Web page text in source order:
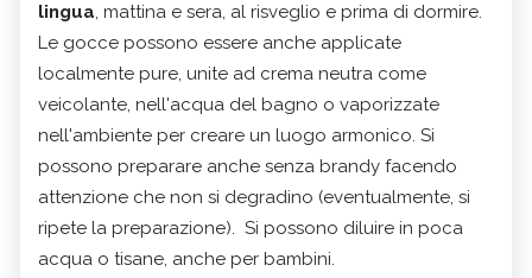
lingua, mattina e sera, al risveglio e prima di dormire.
Le gocce possono essere anche applicate
localmente pure, unite ad crema neutra come
veicolante, nell'acqua del bagno o vaporizzate
nell'ambiente per creare un luogo armonico. Si
possono preparare anche senza brandy facendo
attenzione che non si degradino (eventualmente, si
ripete la preparazione). Si possono diluire in poca
acqua o tisane, anche per bambini.